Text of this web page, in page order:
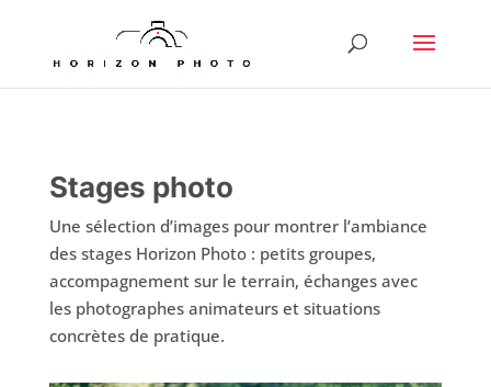
Stages photo
Une sélection d’images pour montrer l’ambiance
des stages Horizon Photo : petits groupes,
accompagnement sur le terrain, échanges avec
les photographes animateurs et situations
concrètes de pratique.